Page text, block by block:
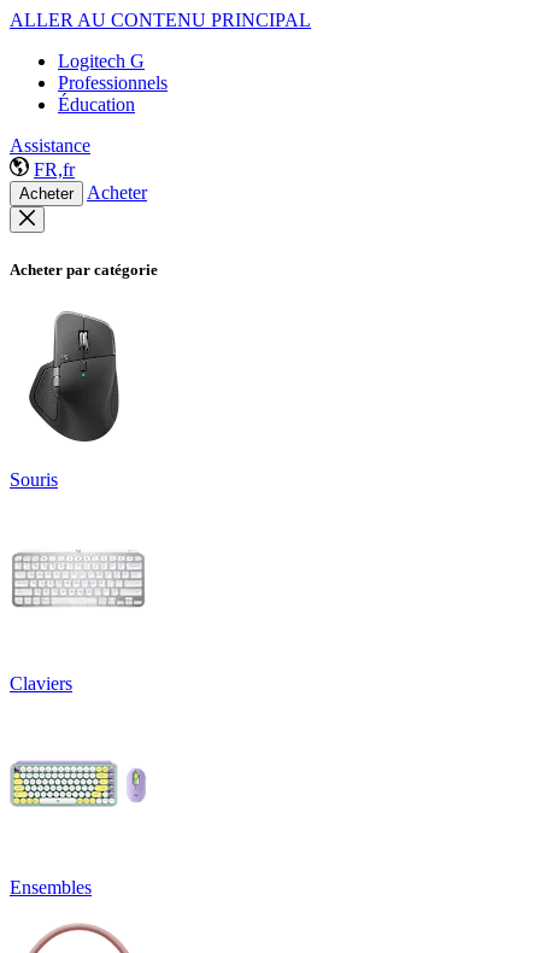
ALLER AU CONTENU PRINCIPAL
Logitech G
Professionnels
Éducation
Assistance
FR,fr
Acheter Acheter
Acheter par catégorie
Souris
Claviers
Ensembles